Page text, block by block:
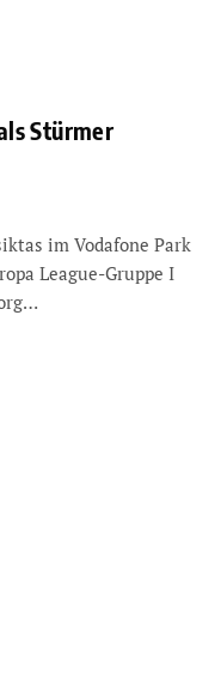
Stürmer
im Vodafone Park
League-Gruppe I